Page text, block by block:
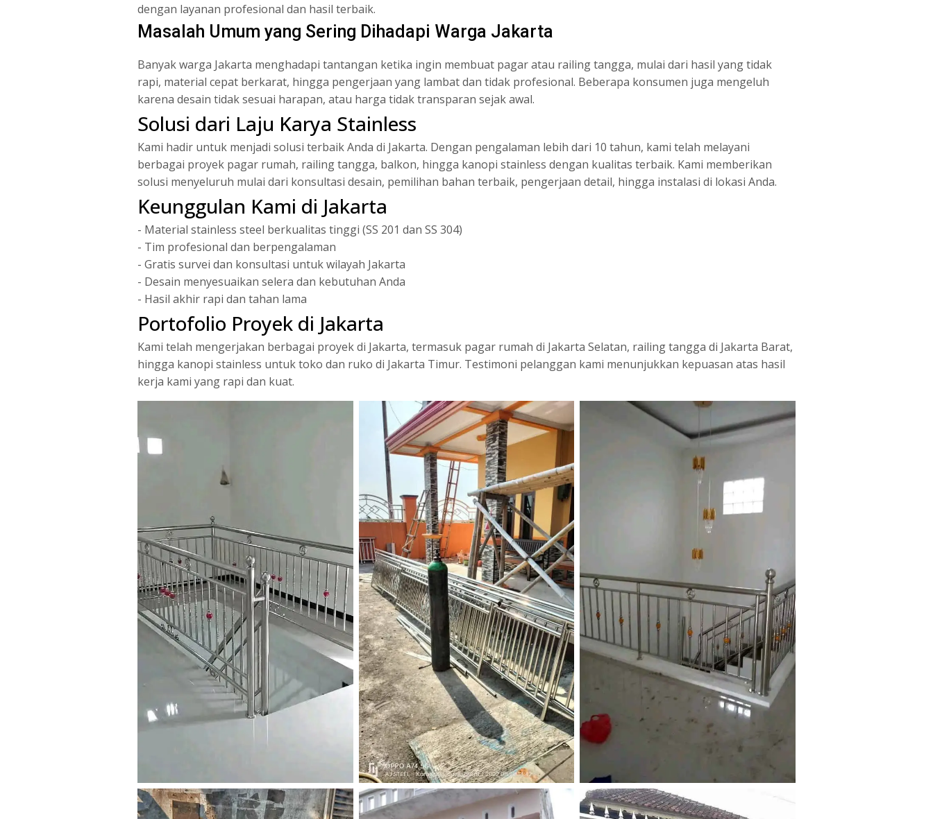
dengan layanan profesional dan hasil terbaik.
Masalah Umum yang Sering Dihadapi Warga Jakarta
Banyak warga Jakarta menghadapi tantangan ketika ingin membuat pagar atau railing tangga, mulai dari hasil yang tidak
rapi, material cepat berkarat, hingga pengerjaan yang lambat dan tidak profesional. Beberapa konsumen juga mengeluh
karena desain tidak sesuai harapan, atau harga tidak transparan sejak awal.
Solusi dari Laju Karya Stainless
Kami hadir untuk menjadi solusi terbaik Anda di Jakarta. Dengan pengalaman lebih dari 10 tahun, kami telah melayani
berbagai proyek pagar rumah, railing tangga, balkon, hingga kanopi stainless dengan kualitas terbaik. Kami memberikan
solusi menyeluruh mulai dari konsultasi desain, pemilihan bahan terbaik, pengerjaan detail, hingga instalasi di lokasi Anda.
Keunggulan Kami di Jakarta
- Material stainless steel berkualitas tinggi (SS 201 dan SS 304)
- Tim profesional dan berpengalaman
- Gratis survei dan konsultasi untuk wilayah Jakarta
- Desain menyesuaikan selera dan kebutuhan Anda
- Hasil akhir rapi dan tahan lama
Portofolio Proyek di Jakarta
Kami telah mengerjakan berbagai proyek di Jakarta, termasuk pagar rumah di Jakarta Selatan, railing tangga di Jakarta Barat,
hingga kanopi stainless untuk toko dan ruko di Jakarta Timur. Testimoni pelanggan kami menunjukkan kepuasan atas hasil
kerja kami yang rapi dan kuat.